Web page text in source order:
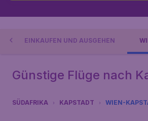
EINKAUFEN UND AUSGEHEN
Günstige Flüge nach
SÜDAFRIKA KAPSTADT WIEN-